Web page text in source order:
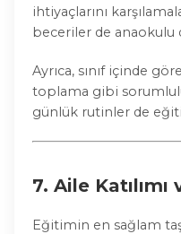
ihtiyaçlarını
beceriler de anaokulu
bağımsızlığını artırır.
Ayrıca, sınıf içinde
toplama gibi
günlük rutinler de
7. Aile
Eğitimin en sağlam